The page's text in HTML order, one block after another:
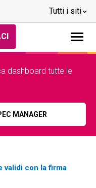
Tutti i siti
dashboard tutte le
MANAGER
validi con la firma